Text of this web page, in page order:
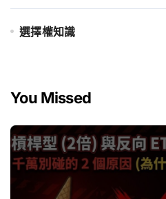
選擇權知識
You Missed